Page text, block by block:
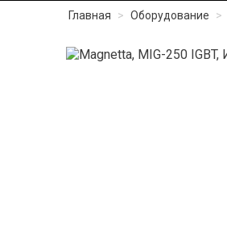
Главная > Оборудование >